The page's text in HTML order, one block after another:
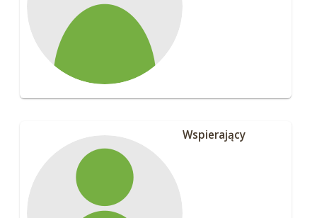
Wspierający